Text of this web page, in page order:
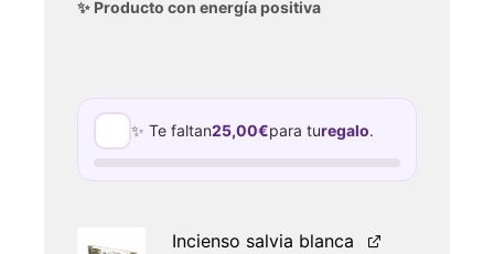
✨ Producto con energía positiva
✨ Te faltan25,00€para turegalo.
Incienso salvia blanca